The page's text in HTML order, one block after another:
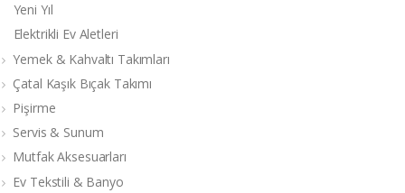
Yeni Yıl
Elektrikli Ev Aletleri
Yemek & Kahvaltı Takımları
Çatal Kaşık Bıçak Takımı
Pişirme
Servis & Sunum
Mutfak Aksesuarları
Ev Tekstili & Banyo